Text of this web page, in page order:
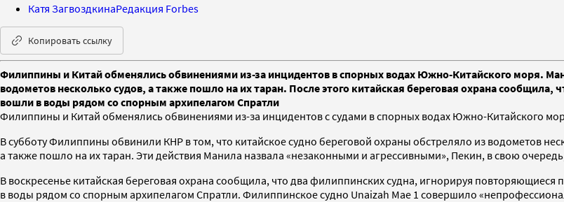
Катя ЗагвоздкинаРедакция Forbes
Копировать ссылку
Филиппины и Китай обменялись обвинениями из-за инцидентов в спорных водах Южно-Китайского моря.
водометов несколько судов, а также пошло на их таран. После этого китайская береговая охрана
вошли в воды рядом со спорным архипелагом Спратли
Филиппины и Китай обменялись обвинениями из-за инцидентов с судами в спорных водах Южно-Китайского
В субботу Филиппины обвинили КНР в том, что китайское судно береговой охраны обстреляло из водометов
а также пошло на их таран. Эти действия Манила назвала «незаконными и агрессивными», Пекин, в свою
В воскресенье китайская береговая охрана сообщила, что два филиппинских судна, игнорируя
в воды рядом со спорным архипелагом Спратли. Филиппинское судно Unaizah Mae 1 совершило